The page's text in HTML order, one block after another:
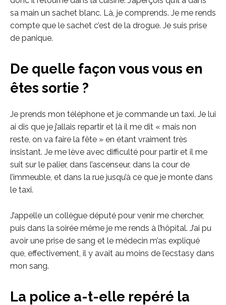
sa main un sachet blanc. Là, je comprends. Je me rends
compte que le sachet c’est de la drogue. Je suis prise
de panique.
De quelle façon vous vous en
êtes sortie ?
Je prends mon téléphone et je commande un taxi. Je lui
ai dis que je j’allais repartir et là il me dit « mais non
reste, on va faire la fête » en étant vraiment très
insistant. Je me lève avec difficulté pour partir et il me
suit sur le palier, dans l’ascenseur, dans la cour de
l’immeuble, et dans la rue jusqu’à ce que je monte dans
le taxi.
J’appelle un collègue député pour venir me chercher,
puis dans la soirée même je me rends à l’hôpital. J’ai pu
avoir une prise de sang et le médecin m’as expliqué
que, effectivement, il y avait au moins de l’ecstasy dans
mon sang.
La police a-t-elle repéré la